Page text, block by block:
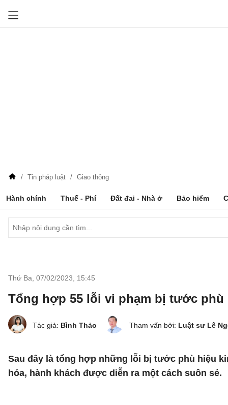
Tin pháp luật Giao thông
Hành chính Thuế - Phí Đất đai - Nhà ở Bảo hiểm
Thứ Ba, 07/02/2023 15:45
Tổng hợp 55 lỗi vi phạm bị tước phù
Tác giả: Bình Thảo Tham vấn bởi: Luật sư Lê
Sau đây là tổng hợp những lỗi bị tước phù hiệu
hóa, hành khách được diễn ra một cách suôn sẻ.